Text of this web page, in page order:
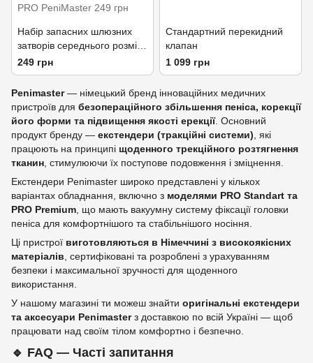
Набір запасних шлюзних
затворів середнього розміру
(2 шт) для экстендера
Penimaster PRO
249 грн
Стандартний перекидний
клапан
1 099 грн
Penimaster— німецький бренд інноваційних медичних
пристроїв для безопераційного збільшення пеніса, корекції
його форми та підвищення якості ерекції. Основний
продукт бренду — екстендери (тракційні системи), які
працюють на принципі щоденного трекційного розтягнення
тканин, стимулюючи їх поступове подовження і зміцнення.
Екстендери Penimaster широко представлені у кількох
варіантах обладнання, включно з моделями PRO Standart та
PRO Premium, що мають вакуумну систему фіксації головки
пеніса для комфортнішого та стабільнішого носіння.
Ці пристрої виготовляються в Німеччині з високоякісних
матеріалів, сертифіковані та розроблені з урахуванням
безпеки і максимальної зручності для щоденного
використання.
У нашому магазині ти можеш знайти оригінальні екстендери
та аксесуари Penimasterз доставкою по всій Україні — щоб
працювати над своїм тілом комфортно і безпечно.
🔹 FAQ — Часті запитання